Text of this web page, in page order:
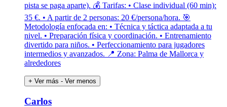
pista se paga aparte). 💰 Tarifas: • Clase individual (60 min):
35 €. • A partir de 2 personas: 20 €/persona/hora. 🎯
Metodología enfocada en: • Técnica y táctica adaptada a tu
nivel. • Preparación física y coordinación. • Entrenamiento
divertido para niños. • Perfeccionamiento para jugadores
intermedios y avanzados. 📍 Zona: Palma de Mallorca y
alrededores
+ Ver más - Ver menos
Carlos